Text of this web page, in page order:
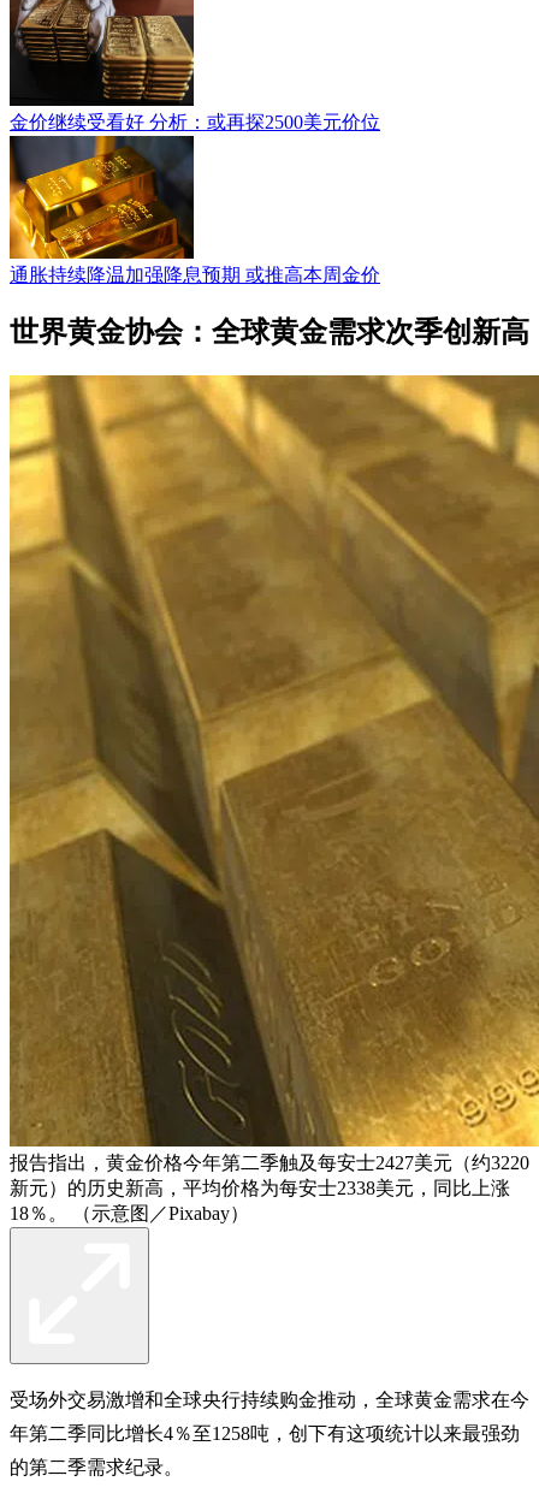
金价继续受看好 分析：或再探2500美元价位
通胀持续降温加强降息预期 或推高本周金价
世界黄金协会：全球黄金需求次季创新高
报告指出，黄金价格今年第二季触及每安士2427美元（约3220
新元）的历史新高，平均价格为每安士2338美元，同比上涨
18％。 （示意图／Pixabay）
受场外交易激增和全球央行持续购金推动，全球黄金需求在今
年第二季同比增长4％至1258吨，创下有这项统计以来最强劲
的第二季需求纪录。